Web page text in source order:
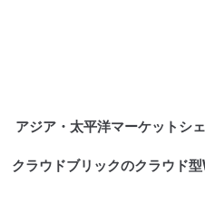
アジア・太平洋マーケットシ
クラウドブリックのクラウド型